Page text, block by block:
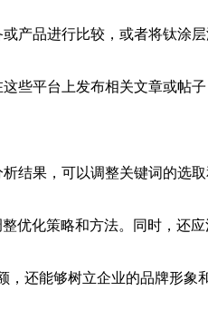
产品进行比较，或者将钛涂
些平台上发布相关文章或帖
结果，可以调整关键词的选
优化策略和方法。同时，还
还能够树立企业的品牌形象